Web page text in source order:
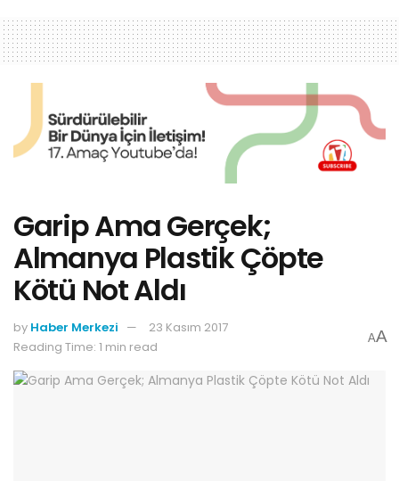
Garip Ama Gerçek;
Almanya Plastik Çöpte
Kötü Not Aldı
by Haber Merkezi
23 Kasım 2017
Reading Time: 1 min read
AA